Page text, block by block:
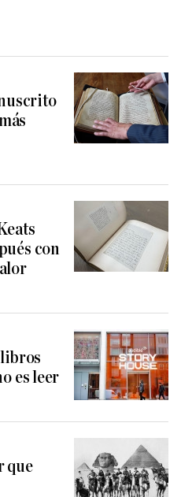
con
es leer
que